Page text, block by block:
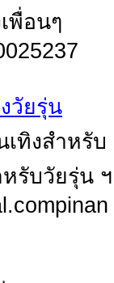
พื่อนๆ
วัยรุ่น
เทิงสำห
รับวัยรุ่น